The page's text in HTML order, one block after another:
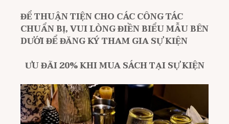
ĐỂ THUẬN TIỆN CHO CÁC CÔNG TÁC
CHUẨN BỊ, VUI LÒNG ĐIỀN BIỂU MẪU BÊN
DƯỚI ĐỂ ĐĂNG KÝ THAM GIA SỰ KIỆN
ƯU ĐÃI 20% KHI MUA SÁCH TẠI SỰ KIỆN